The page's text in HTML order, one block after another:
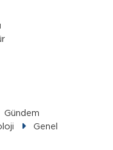
Gündem
Genel